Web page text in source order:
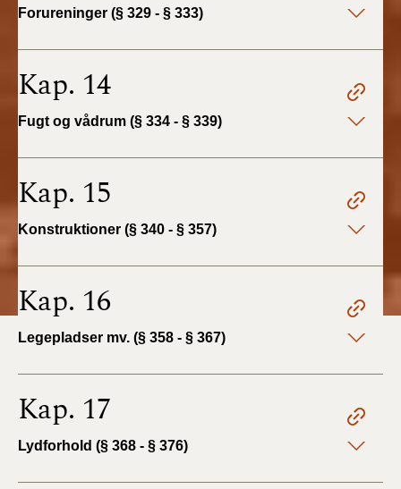
Forureninger (§ 329 - § 333)
Kap. 14
Fugt og vådrum (§ 334 - § 339)
Kap. 15
Konstruktioner (§ 340 - § 357)
Kap. 16
Legepladser mv. (§ 358 - § 367)
Kap. 17
Lydforhold (§ 368 - § 376)